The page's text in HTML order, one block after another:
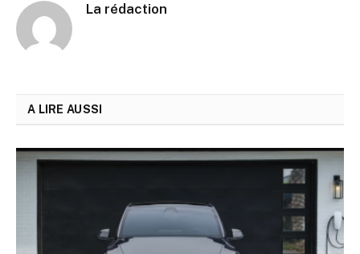
La rédaction
A LIRE AUSSI